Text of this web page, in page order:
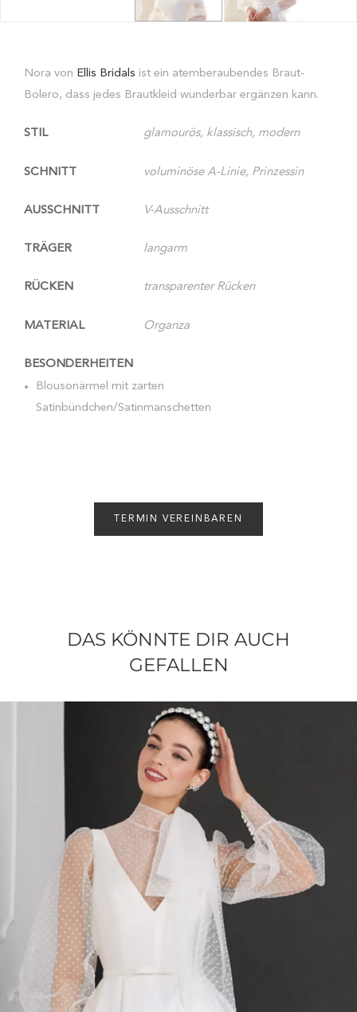
Nora von Ellis Bridals ist ein atemberaubendes Braut-
Bolero, dass jedes Brautkleid wunderbar ergänzen kann.
STIL glamourös, klassisch, modern
SCHNITT voluminöse A-Linie, Prinzessin
AUSSCHNITT V-Ausschnitt
TRÄGER langarm
RÜCKEN transparenter Rücken
MATERIAL Organza
BESONDERHEITEN
Blousonärmel mit zarten
Satinbündchen/Satinmanschetten
TERMIN VEREINBAREN
DAS KÖNNTE DIR AUCH
GEFALLEN